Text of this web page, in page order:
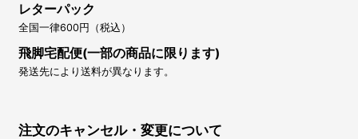
レターパック
全国一律600円（税込）
飛脚宅配便(一部の商品に限ります)
発送先により送料が異なります。
注文のキャンセル・変更について